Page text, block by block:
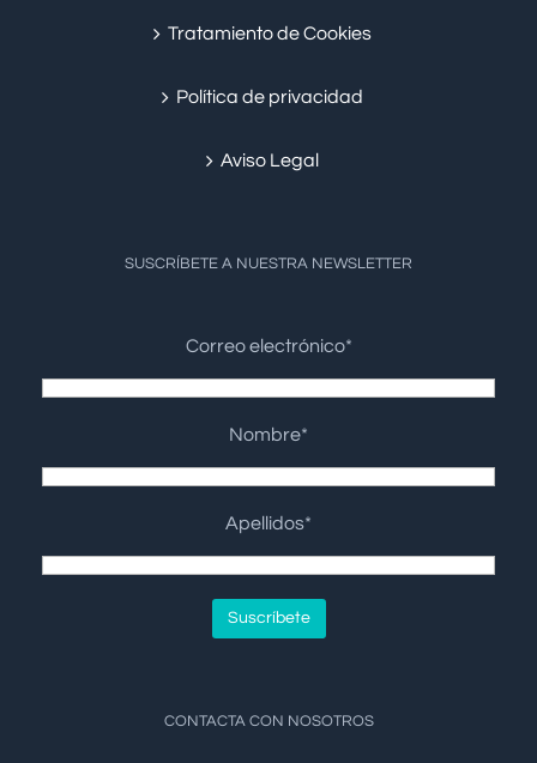
Tratamiento de Cookies
Política de privacidad
Aviso Legal
SUSCRÍBETE A NUESTRA NEWSLETTER
Correo electrónico*
Nombre*
Apellidos*
CONTACTA CON NOSOTROS